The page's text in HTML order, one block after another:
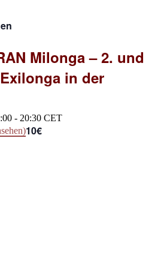
Milonga – 2. und
in der
- 20:30 CET
10€